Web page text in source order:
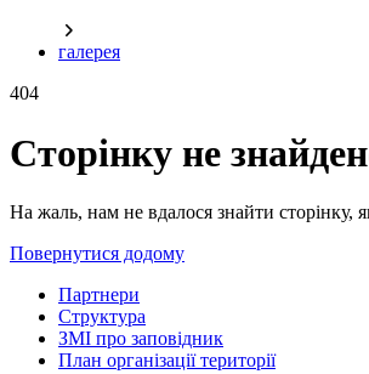
галерея
404
Сторінку не
На жаль, нам не вдалося знайти сторінку,
Повернутися додому
Партнери
Структура
ЗМІ про заповідник
План організації території